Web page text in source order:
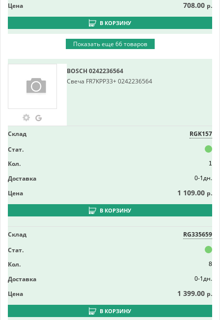
Цена
708.00 р.
В КОРЗИНУ
Показать еще 66 товаров
BOSCH 0242236564
Свеча FR7KPP33+ 0242236564
Склад
RGK157
Стат.
Кол.
1
Доставка
0-1дн.
Цена
1 109.00 р.
В КОРЗИНУ
Склад
RG335659
Стат.
Кол.
8
Доставка
0-1дн.
Цена
1 399.00 р.
В КОРЗИНУ